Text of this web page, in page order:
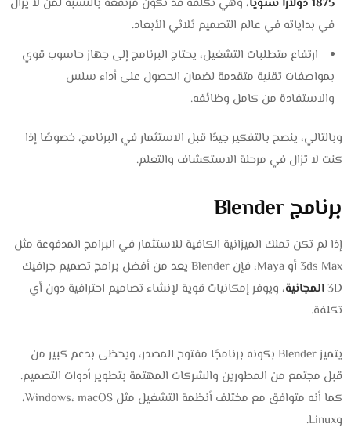
في بداياته في عالم التصميم ثلاثي الأبعاد.
ارتفاع متطلبات التشغيل، يحتاج البرنامج إلى جهاز حاسوب قوي
بمواصفات تقنية متقدمة لضمان الحصول على أداء سلس
والاستفادة من كامل وظائفه.
وبالتالي، ينصح بالتفكير جيدًا قبل الاستثمار في البرنامج، خصوصًا إذا
كنت لا تزال في مرحلة الاستكشاف والتعلم.
برنامج Blender
إذا لم تكن تملك الميزانية الكافية للاستثمار في البرامج المدفوعة مثل
3ds Max أو Maya، فإن Blender يعد من أفضل برامج تصميم جرافيك
3D المجانية، ويوفر إمكانيات قوية لإنشاء تصاميم احترافية دون أي
تكلفة.
يتميز Blender بكونه برنامجًا مفتوح المصدر، ويحظى بدعم كبير من
قبل مجتمع من المطورين والشركات المهتمة بتطوير أدوات التصميم.
كما أنه متوافق مع مختلف أنظمة التشغيل مثل Windows، macOS،
وLinux.